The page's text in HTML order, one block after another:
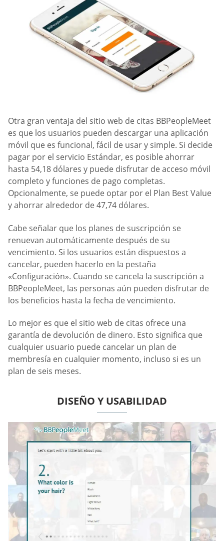
Otra gran ventaja del sitio web de citas BBPeopleMeet
es que los usuarios pueden descargar una aplicación
móvil que es funcional, fácil de usar y simple. Si decide
pagar por el servicio Estándar, es posible ahorrar
hasta 54,18 dólares y puede disfrutar de acceso móvil
completo y funciones de pago completas.
Opcionalmente, se puede optar por el Plan Best Value
y ahorrar alrededor de 47,74 dólares.
Cabe señalar que los planes de suscripción se
renuevan automáticamente después de su
vencimiento. Si los usuarios están dispuestos a
cancelar, pueden hacerlo en la pestaña
«Configuración». Cuando se cancela la suscripción a
BBPeopleMeet, las personas aún pueden disfrutar de
los beneficios hasta la fecha de vencimiento.
Lo mejor es que el sitio web de citas ofrece una
garantía de devolución de dinero. Esto significa que
cualquier usuario puede cancelar un plan de
membresía en cualquier momento, incluso si es un
plan de seis meses.
DISEÑO Y USABILIDAD